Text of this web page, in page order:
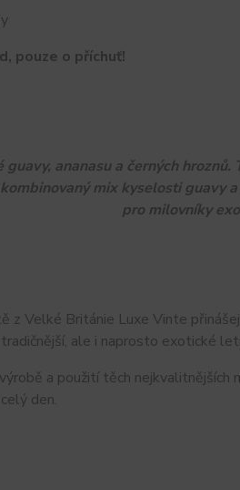
pouze o příchuť!
ananasu a černých
mix kyselosti guavy
pro milovníky
z Velké Británie Luxe Vinte
ale i naprosto exotické
a použití těch
den.